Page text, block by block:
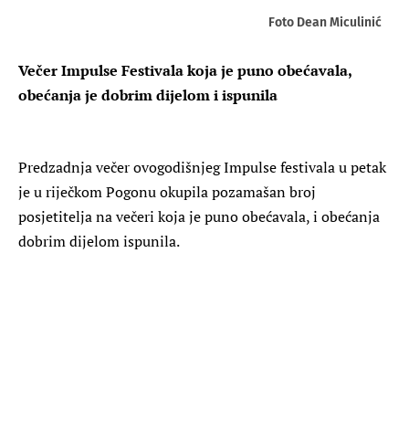
Foto Dean Miculinić
Večer Impulse Festivala koja je puno obećavala,
obećanja je dobrim dijelom i ispunila
Predzadnja večer ovogodišnjeg Impulse festivala u petak
je u riječkom Pogonu okupila pozamašan broj
posjetitelja na večeri koja je puno obećavala, i obećanja
dobrim dijelom ispunila.